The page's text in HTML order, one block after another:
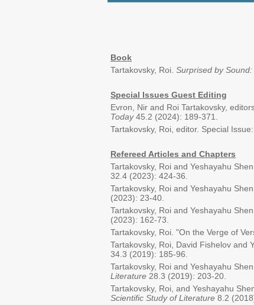
Book
Tartakovsky, Roi. Surprised by
Special Issues Guest Editing
Evron, Nir and Roi Tartakovsky,
Today45.2 (2024): 189-371.
Tartakovsky, Roi, editor. Special
Refereed Articles and Chapters
Tartakovsky, Roi and Yeshayahu
32.4 (2023): 424-36.
Tartakovsky, Roi and Yeshayahu
(2023): 23-40.
Tartakovsky, Roi and Yeshayahu
(2023): 162-73.
Tartakovsky, Roi. "On the Verge of
Tartakovsky, Roi, David Fishelov and
34.3 (2019): 185-96.
Tartakovsky, Roi and Yeshayahu
Literature 28.3 (2019): 203-20.
Tartakovsky, Roi, and Yeshayahu
Scientific Study of Literature 8.2